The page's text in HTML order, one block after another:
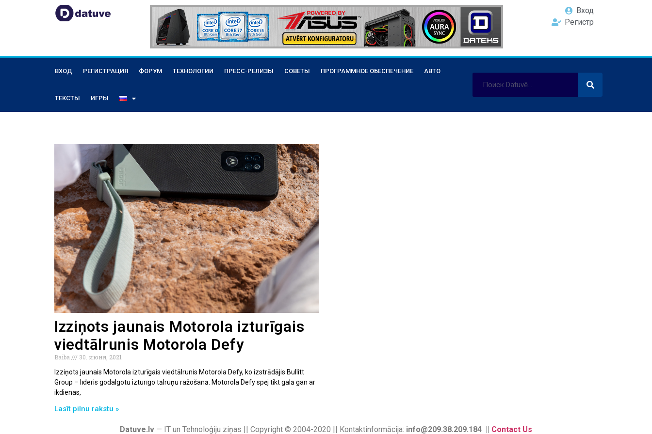
Вход
Регистр
ВХОД РЕГИСТРАЦИЯ ФОРУМ ТЕХНОЛОГИИ ПРЕСС-РЕЛИЗЫ СОВЕТЫ ПРОГРАММНОЕ ОБЕСПЕЧЕНИЕ АВТО
ТЕКСТЫ ИГРЫ
Izziņots jaunais Motorola izturīgais
viedtālrunis Motorola Defy
Baiba
30. июня, 2021
Izziņots jaunais Motorola izturīgais viedtālrunis Motorola Defy, ko izstrādājis Bullitt
Group – līderis godalgotu izturīgo tālruņu ražošanā. Motorola Defy spēj tikt galā gan ar
ikdienas,
Lasīt pilnu rakstu »
Datuve.lv — IT un Tehnoloģiju ziņas || Copyright © 2004-2020 || Kontaktinformācija: info@209.38.209.184 || Contact Us